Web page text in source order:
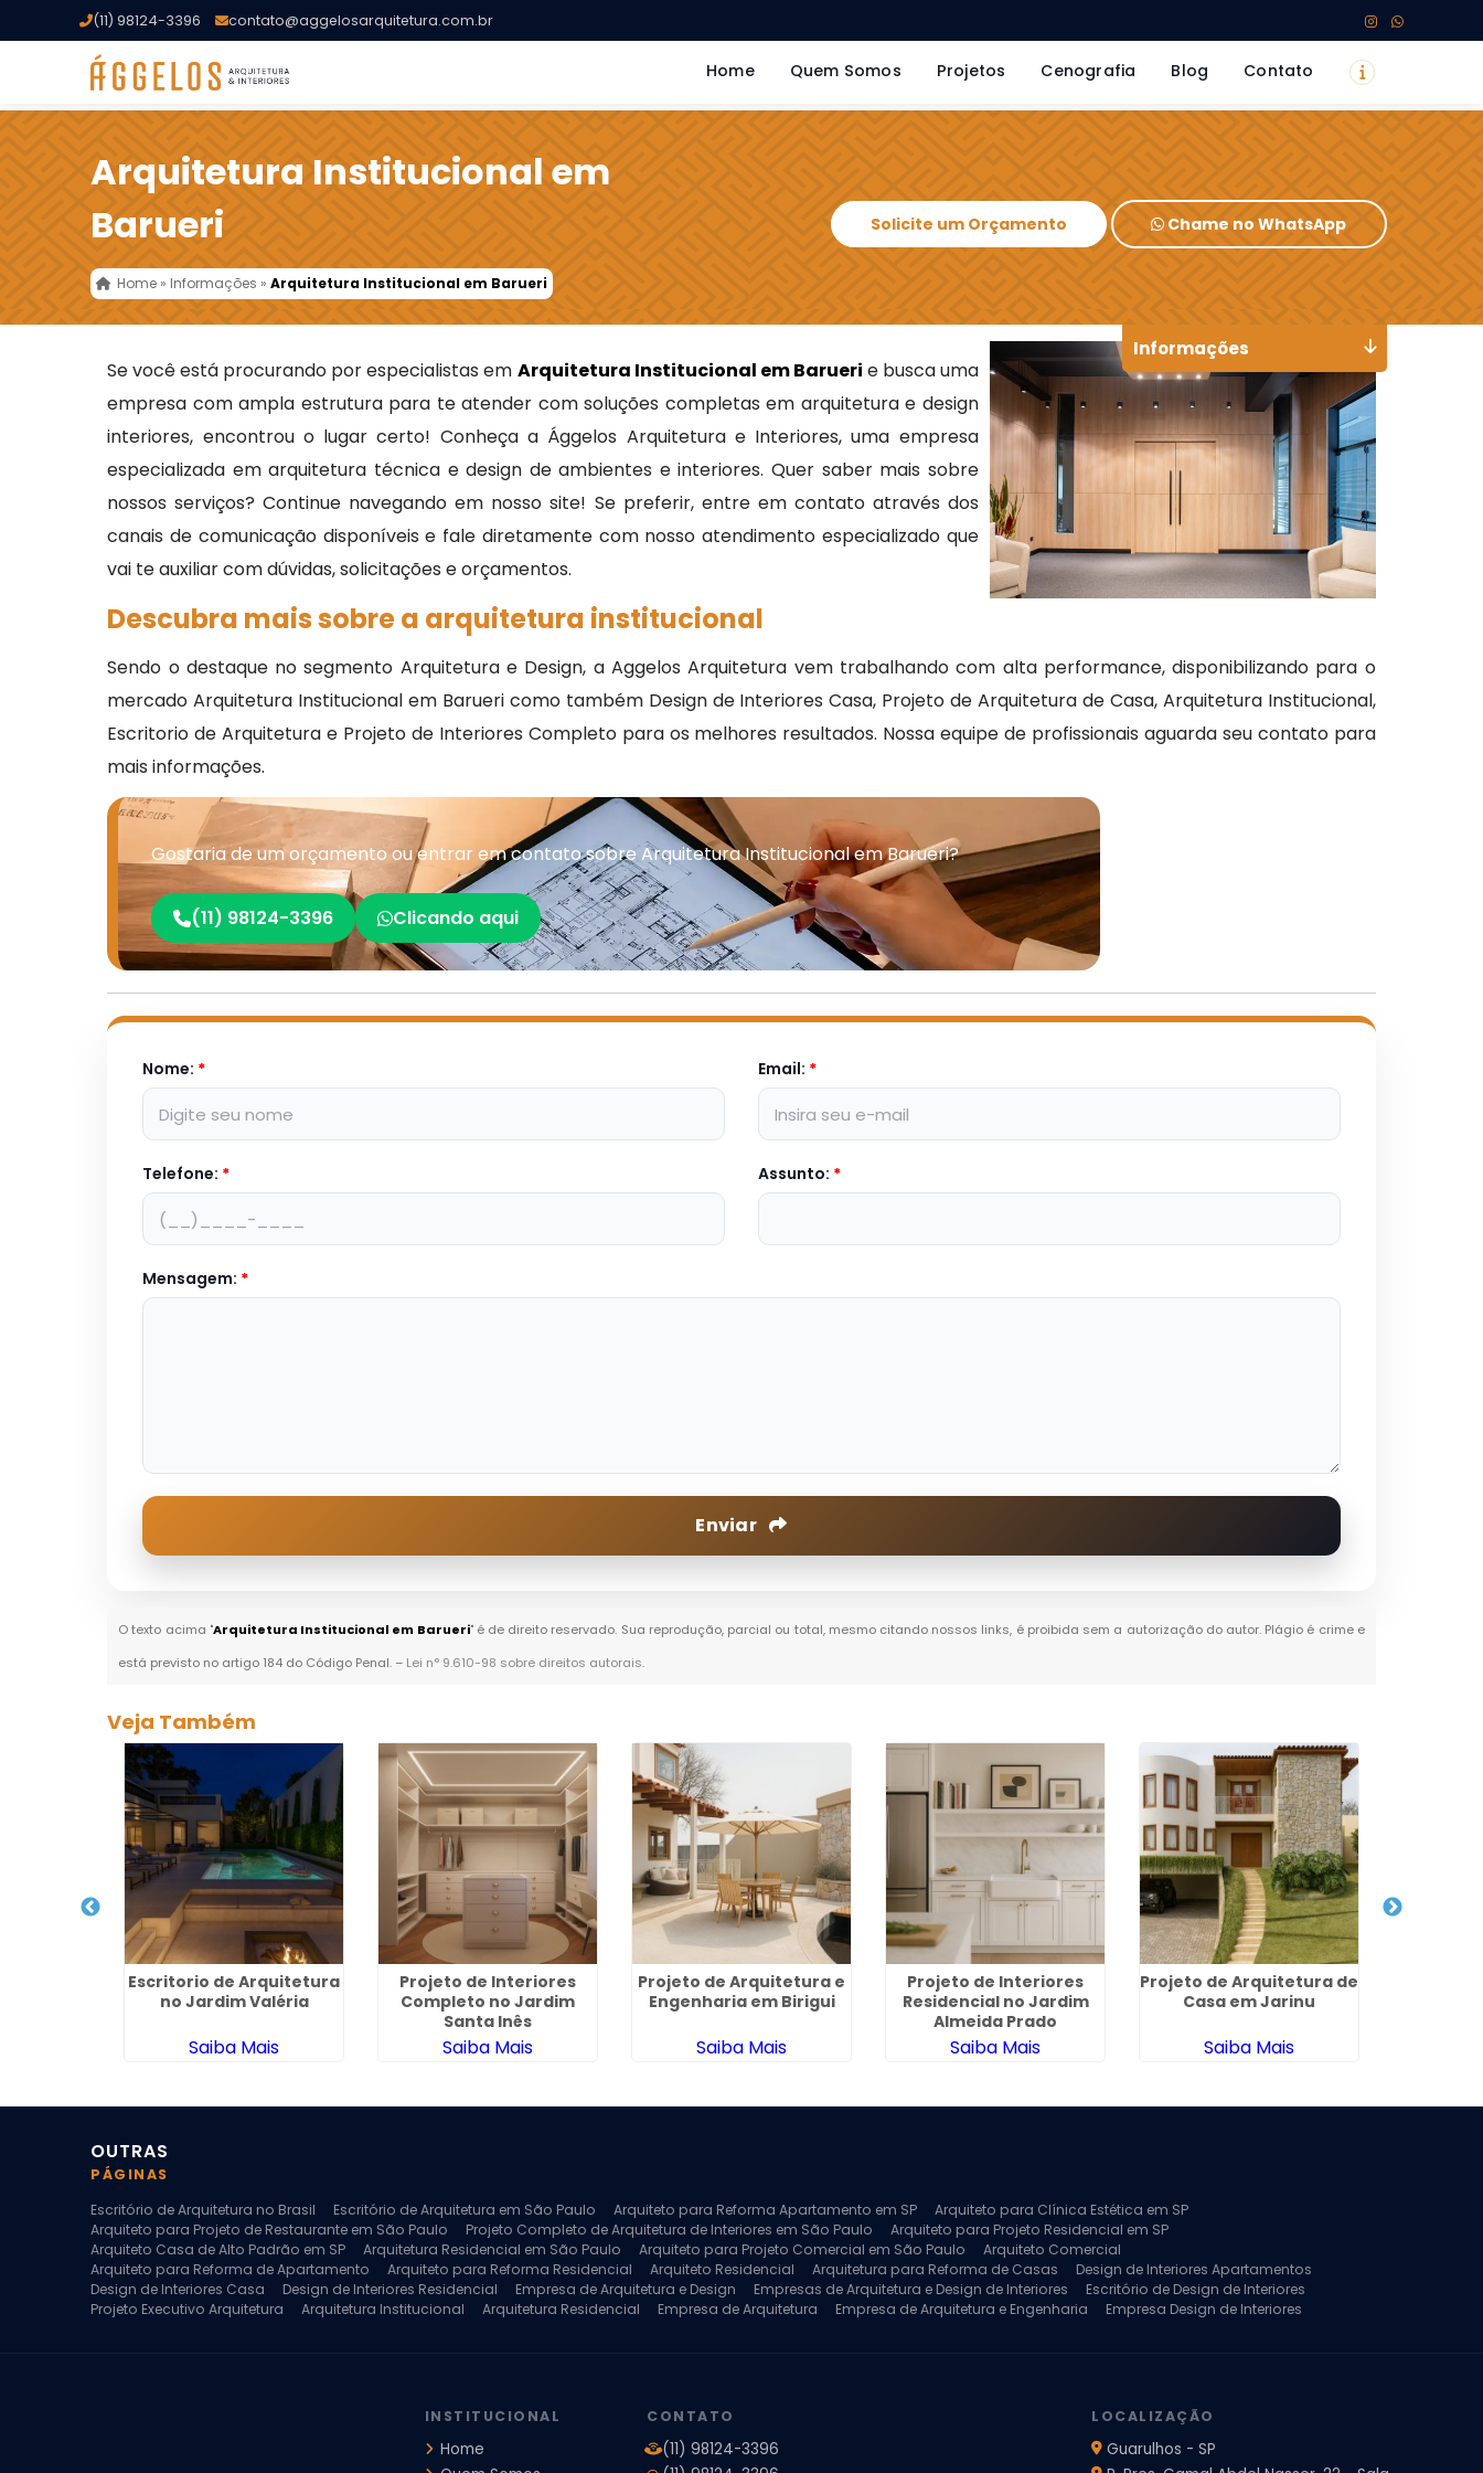
(11) 98124-3396 contato@aggelosarquitetura.com.br
Home Quem Somos Projetos Cenografia Blog Contato
Arquitetura Institucional em
Barueri
Home » Informações »Arquitetura Institucional em Barueri
Solicite um Orçamento Chame no WhatsApp
Se você está procurando por especialistas em Arquitetura Institucional em Barueri e busca uma
empresa com ampla estrutura para te atender com soluções completas em arquitetura e design
interiores, encontrou o lugar certo! Conheça a Ággelos Arquitetura e Interiores, uma empresa
especializada em arquitetura técnica e design de ambientes e interiores. Quer saber mais sobre
nossos serviços? Continue navegando em nosso site! Se preferir, entre em contato através dos
canais de comunicação disponíveis e fale diretamente com nosso atendimento especializado que
vai te auxiliar com dúvidas, solicitações e orçamentos.
Descubra mais sobre a arquitetura institucional
Sendo o destaque no segmento Arquitetura e Design, a Aggelos Arquitetura vem trabalhando com alta performance, disponibilizando para o
mercado Arquitetura Institucional em Barueri como também Design de Interiores Casa, Projeto de Arquitetura de Casa, Arquitetura Institucional,
Escritorio de Arquitetura e Projeto de Interiores Completo para os melhores resultados. Nossa equipe de profissionais aguarda seu contato para
mais informações.
Gostaria de um orçamento ou entrar em contato sobre Arquitetura Institucional em Barueri?
(11) 98124-3396 Clicando aqui
Nome: * Email: *
Telefone: * Assunto: *
Mensagem: *
Enviar
O texto acima "Arquitetura Institucional em Barueri" é de direito reservado. Sua reprodução, parcial ou total, mesmo citando nossos links, é proibida sem a autorização do autor. Plágio é crime e
está previsto no artigo 184 do Código Penal. – Lei n° 9.610-98 sobre direitos autorais.
Informações
Veja Também
Escritorio de Arquitetura
no Jardim Valéria
Saiba Mais
Projeto de Interiores
Completo no Jardim
Santa Inês
Saiba Mais
Projeto de Arquitetura e
Engenharia em Birigui
Saiba Mais
Projeto de Interiores
Residencial no Jardim
Almeida Prado
Saiba Mais
Projeto de Arquitetura de
Casa em Jarinu
Saiba Mais
OUTRAS
PÁGINAS
Escritório de Arquitetura no Brasil
Escritório de Arquitetura em São Paulo Arquiteto para Reforma Apartamento em SP
Arquiteto para Clínica Estética em SP
Arquiteto para Projeto de Restaurante em São Paulo
Projeto Completo de Arquitetura de Interiores em São Paulo
Arquiteto para Projeto Residencial em SP
Arquiteto Casa de Alto Padrão em SP
Arquitetura Residencial em São Paulo Arquiteto para Projeto Comercial em São Paulo
Arquiteto Comercial
Arquiteto para Reforma de Apartamento
Arquiteto para Reforma Residencial Arquiteto Residencial Arquitetura para Reforma de Casas
Design de Interiores Apartamentos
Design de Interiores Casa
Design de Interiores Residencial Empresa de Arquitetura e Design Empresas de Arquitetura e Design de Interiores
Escritório de Design de Interiores
Projeto Executivo Arquitetura
Arquitetura Institucional Arquitetura Residencial Empresa de Arquitetura Empresa de Arquitetura e Engenharia
Empresa Design de Interiores
INSTITUCIONAL
Home
CONTATO
(11) 98124-3396
LOCALIZAÇÃO
Guarulhos - SP